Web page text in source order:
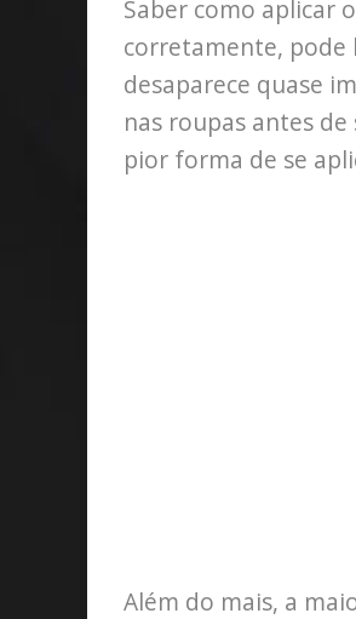
Saber como aplicar
corretamente, pode
desaparece quase
nas roupas antes
pior forma de se
Além do mais, a